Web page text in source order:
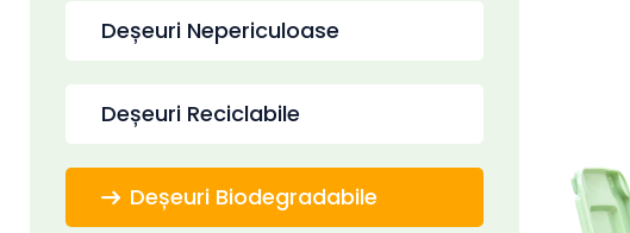
Deșeuri Nepericuloase
Deșeuri Reciclabile
Deșeuri Biodegradabile